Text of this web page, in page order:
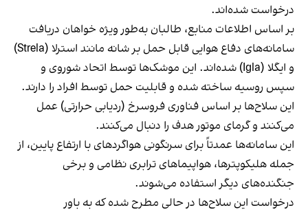
درخواست شده‌اند.
بر اساس اطلاعات منابع، طالبان به‌طور ویژه خواهان دریافت
سامانه‌های دفاع هوایی قابل حمل بر شانه مانند استرلا (Strela)
و ایگلا (Igla) شده‌اند. این موشک‌ها توسط اتحاد شوروی و
سپس روسیه ساخته شده و قابلیت حمل توسط افراد را دارند.
این سلاح‌ها بر اساس فناوری فروسرخ (ردیابی حرارتی) عمل
می‌کنند و گرمای موتور هدف را دنبال می‌کنند.
این سامانه‌ها عمدتاً برای سرنگونی هواگردهای با ارتفاع پایین، از
جمله هلیکوپترها، هواپیماهای ترابری نظامی و برخی
جنگنده‌های دیگر استفاده می‌شوند.
درخواست این سلاح‌ها در حالی مطرح شده که به باور